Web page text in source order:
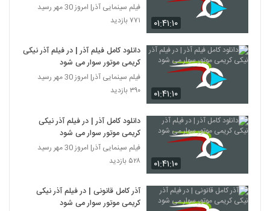
۰۱:۴۱:۱۰
فیلم سینمایی آذر| امروز 30 مهر رسید
۷۷۱ بازدید
۰۱:۴۱:۱۰
دانلود کامل فیلم آذر | در فیلم آذر نیکی
کریمی موتور سوار می شود
فیلم سینمایی آذر| امروز 30 مهر رسید
۳۹۰ بازدید
۰۱:۴۱:۱۰
دانلود کامل آذر | در فیلم آذر نیکی
کریمی موتور سوار می شود
فیلم سینمایی آذر| امروز 30 مهر رسید
۵۲۸ بازدید
آذر کامل قانونی | در فیلم آذر نیکی
کریمی موتور سوار می شود